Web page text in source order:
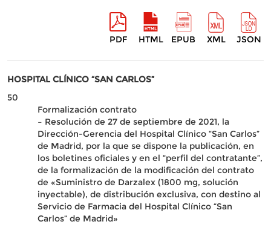
PDF HTML EPUB XML JSON
HOSPITAL CLÍNICO “SAN CARLOS”
50
Formalización contrato
– Resolución de 27 de septiembre de 2021, la
Dirección-Gerencia del Hospital Clínico “San Carlos”
de Madrid, por la que se dispone la publicación, en
los boletines oficiales y en el “perfil del contratante”,
de la formalización de la modificación del contrato
de «Suministro de Darzalex (1800 mg, solución
inyectable), de distribución exclusiva, con destino al
Servicio de Farmacia del Hospital Clínico “San
Carlos” de Madrid»